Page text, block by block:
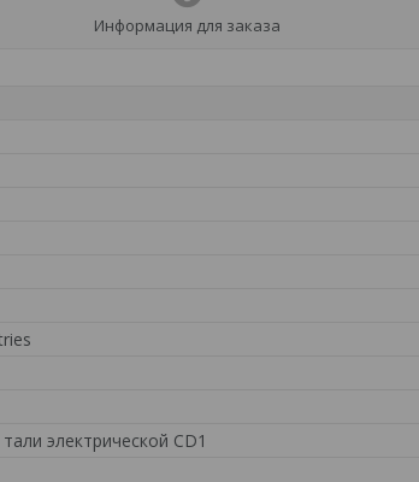
Информация для заказа
электрической CD1